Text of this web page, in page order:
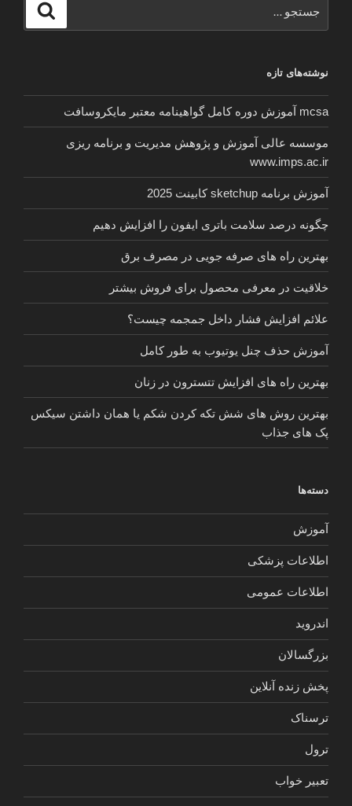
برای
جستجو
نوشته‌های تازه
mcsa آموزش دوره کامل گواهینامه معتبر مایکروسافت
موسسه عالی آموزش و پژوهش مدیریت و برنامه ریزی
www.imps.ac.ir
آموزش برنامه sketchup کابینت 2025
چگونه درصد سلامت باتری ایفون را افزایش دهیم
بهترین راه های صرفه جویی در مصرف برق
خلاقیت در معرفی محصول برای فروش بیشتر
علائم افزایش فشار داخل جمجمه چیست؟
آموزش حذف چنل یوتیوب به طور کامل
بهترین راه های افزایش تتسترون در زنان
بهترین روش های شش تکه کردن شکم یا همان داشتن سیکس
پک های جذاب
دسته‌ها
آموزش
اطلاعات پزشکی
اطلاعات عمومی
اندروید
بزرگسالان
پخش زنده آنلاین
ترسناک
ترول
تعبیر خواب